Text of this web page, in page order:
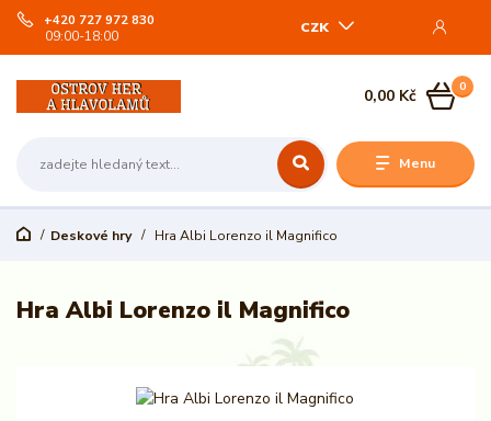
Menu
CZK
+420 727 972 830
09:00-18:00
0
0,00 Kč
Deskové hry Hra Albi Lorenzo il Magnifico
Hra Albi Lorenzo il Magnifico